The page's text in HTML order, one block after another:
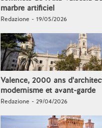
marbre artificiel
Redazione - 19/05/2026
Valence, 2000 ans
modernisme et avant-garde
Redazione - 29/04/2026